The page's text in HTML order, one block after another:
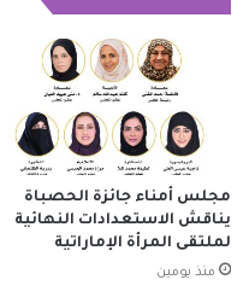
مجلس أمناء جائزة الحصباة
يناقش الاستعدادات النهائية
لملتقى المرأة الإماراتية
منذ يومين